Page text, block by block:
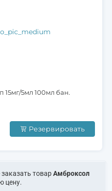
15мг/5мл 100мл бан.
Резервировать
товарАмброксол
цену.